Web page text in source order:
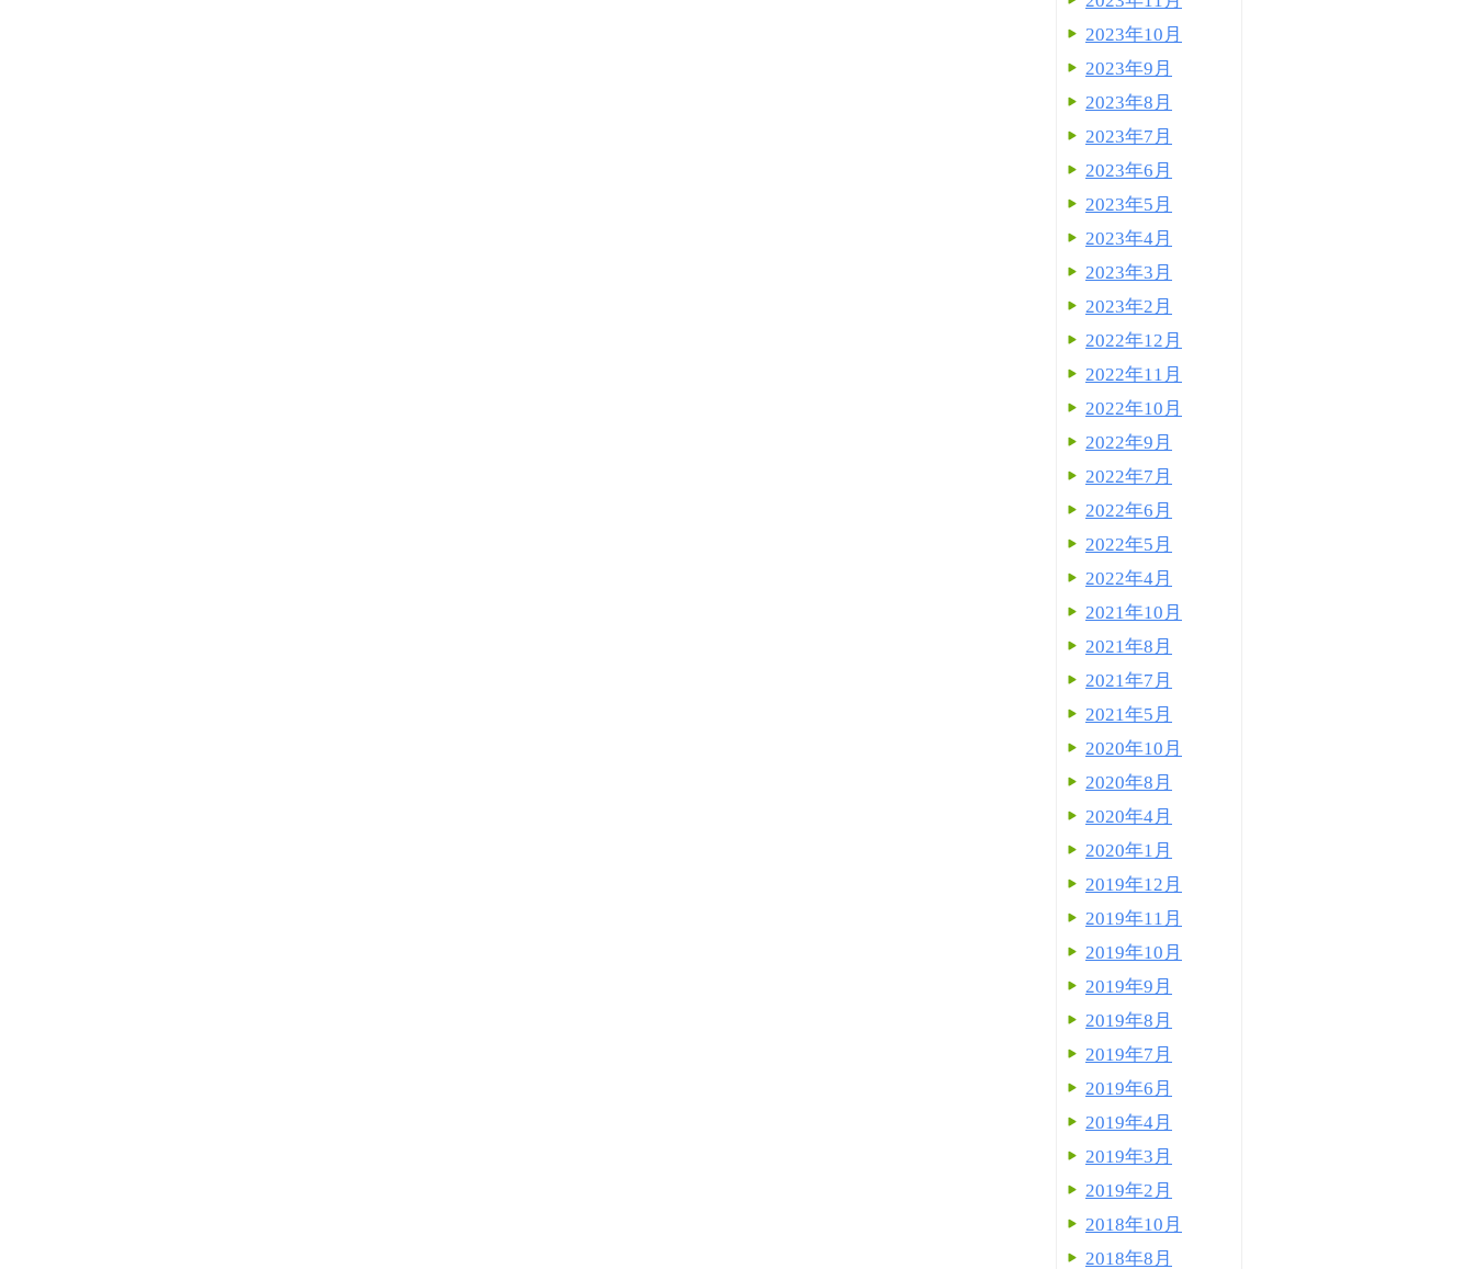
2023年10月
2023年9月
2023年8月
2023年7月
2023年6月
2023年5月
2023年4月
2023年3月
2023年2月
2022年12月
2022年11月
2022年10月
2022年9月
2022年7月
2022年6月
2022年5月
2022年4月
2021年10月
2021年8月
2021年7月
2021年5月
2020年10月
2020年8月
2020年4月
2020年1月
2019年12月
2019年11月
2019年10月
2019年9月
2019年8月
2019年7月
2019年6月
2019年4月
2019年3月
2019年2月
2018年10月
2018年8月